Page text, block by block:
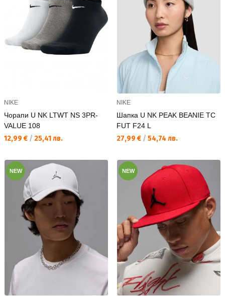
NIKE
Чорапи U NK LTWT NS 3PR-
VALUE 108
Текуща цена:
12,99 € / 25,41 лв.
NIKE
Шапка U NK PEAK BEANIE TC
FUT F24 L
Текуща цена:
27,99 € / 54,74 лв.
NEW NEW